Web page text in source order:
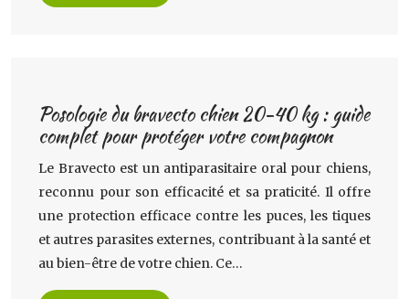
Posologie du bravecto chien 20-40 kg : guide
complet pour protéger votre compagnon
Le Bravecto est un antiparasitaire oral pour chiens,
reconnu pour son efficacité et sa praticité. Il offre
une protection efficace contre les puces, les tiques
et autres parasites externes, contribuant à la santé et
au bien-être de votre chien. Ce…